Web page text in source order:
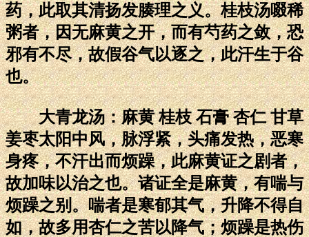
药，此取其清扬发腠理之义。桂枝汤啜稀
粥者，因无麻黄之开，而有芍药之敛，恐
邪有不尽，故假谷气以逐之，此汗生于谷
也。
大青龙汤：麻黄 桂枝 石膏 杏仁 甘草
姜枣太阳中风，脉浮紧，头痛发热，恶寒
身疼，不汗出而烦躁，此麻黄证之剧者，
故加味以治之也。诸证全是麻黄，有喘与
烦躁之别。喘者是寒郁其气，升降不得自
如，故多用杏仁之苦以降气；烦躁是热伤